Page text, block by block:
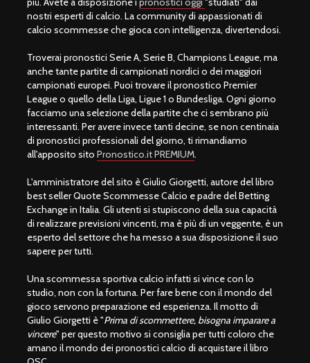
nostri esperti di calcio. La community di appassionati di
calcio scommesse che gioca con intelligenza, divertendosi.
Troverai pronostici Serie A, Serie B, Champions League, ma
anche tante partite di campionati nordici o dei maggiori
campionati europei. Puoi trovare il pronostico Premier
League o quello della Liga, Ligue 1 o Bundesliga. Ogni giorno
facciamo una selezione della partite che ci sembrano più
interessanti. Per avere invece tanti decine, se non centinaia
di pronostici professionali del giorno, ti rimandiamo
all'apposito sito Pronostico.it PREMIUM.
L'amministratore del sito è Giulio Giorgetti, autore del libro
best seller Quote Scommesse Calcio e padre del Betting
Exchange in Italia. Gli utenti si stupiscono della sua capacità
di realizzare previsioni vincenti, ma è più di un veggente, è un
esperto del settore che ha messo a sua disposizione il suo
sapere per tutti.
Una scommessa sportiva calcio infatti si vince con lo
studio, non con la fortuna. Per fare bene con il mondo del
gioco servono preparazione ed esperienza. Il motto di
Giulio Giorgetti è "Prima di scommettere, bisogna imparare a
vincere" per questo motivo si consiglia per tutti coloro che
amano il mondo dei pronostici calcio di acquistare il libro